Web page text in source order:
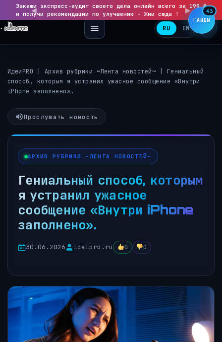
◀
Закажи экспресс-аудит своего дела онлайн всего за 199 ₽
и получи рекомендации по улучшению - Жми сюда !
▶
RU EN
ИдеиPRO Архив рубрики ~Лента новостей~
Гениальный
способ, которым я устранил ужасное сообщение «Внутри
iPhone заполнено».
Прослушать новость
АРХИВ РУБРИКИ ~ЛЕНТА НОВОСТЕЙ~
Гениальный способ, которым
я устранил ужасное
сообщение «Внутри iPhone
заполнено».
30.06.2026 ideipro.ru 0 0
ГАЙДЫ
43